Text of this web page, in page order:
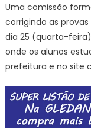
Uma comissão
corrigindo as
dia 25 (quarta-
onde os alunos
prefeitura e no site